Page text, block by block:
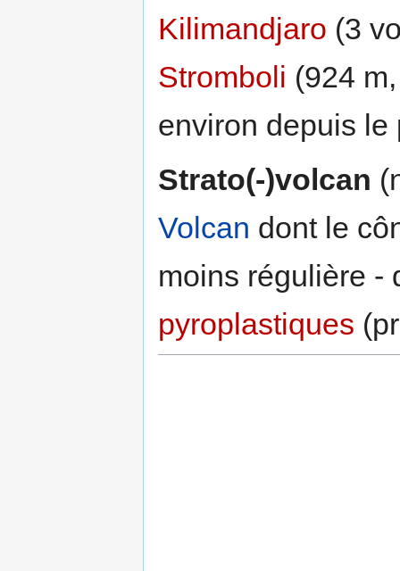
Kilimandjaro (3
Stromboli (924
environ depuis
Strato(-)volcan
Volcan dont le
moins régulière -
pyroplastiques